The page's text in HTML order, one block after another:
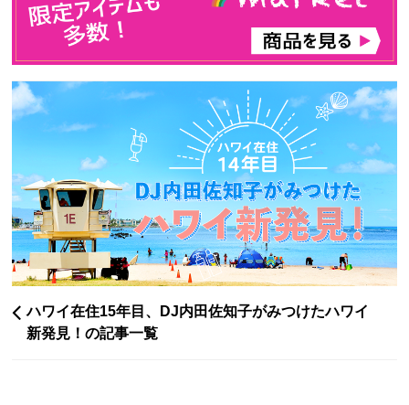
ハワイ在住15年目、DJ内田佐知子がみつけたハワイ
新発見！の記事一覧